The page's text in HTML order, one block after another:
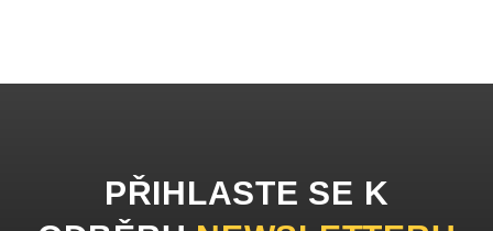
PŘIHLASTE SE K